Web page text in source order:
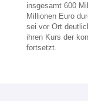
insgesamt 600
Millionen Euro
sei vor Ort
ihren Kurs der
fortsetzt.